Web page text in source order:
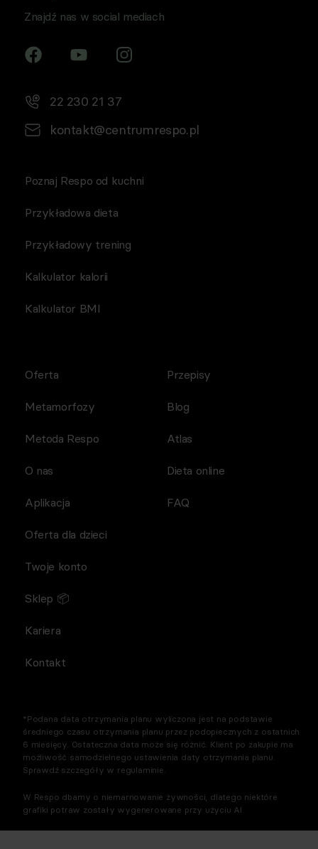
Znajdź nas w social mediach
22 230 21 37
kontakt@centrumrespo.pl
Poznaj Respo od kuchni
Przykładowa dieta
Przykładowy trening
Kalkulator kalorii
Kalkulator BMI
Oferta
Metamorfozy
Metoda Respo
O nas
Aplikacja
Przepisy
Blog
Atlas
Dieta online
FAQ
Oferta dla dzieci
Twoje konto
Sklep 📦
Kariera
Kontakt
*Podana data otrzymania planu wyliczona jest na podstawie
średniego czasu otrzymania planu przez podopiecznych z ostatnich
6 miesięcy. Ostateczna data może się różnić. Klient po zakupie ma
możliwość samodzielnego ustawienia daty otrzymania planu.
Sprawdź szczegóły w regulaminie.
W Respo dbamy o niemarnowanie żywności, dlatego niektóre
grafiki potraw zostały wygenerowane przy użyciu AI.